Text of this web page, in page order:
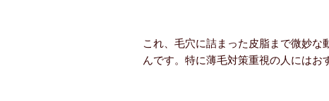
これ、毛穴に詰まった皮脂まで微妙
んです。特に薄毛対策重視の人にはお